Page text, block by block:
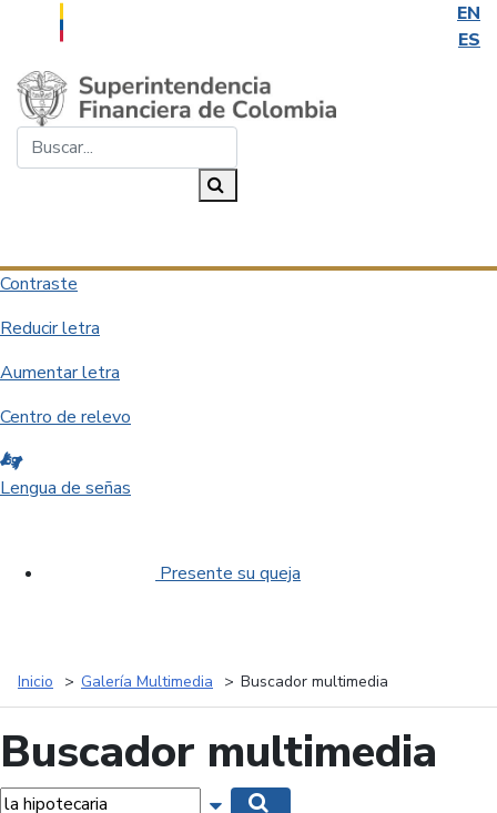
EN
ES
Saltar al contenido principal
Contraste
Reducir letra
Aumentar letra
Centro de relevo
Lengua de señas
Presente su queja
Inicio Galería Multimedia Buscador multimedia
Buscador multimedia
Mostrar opciones de búsqueda